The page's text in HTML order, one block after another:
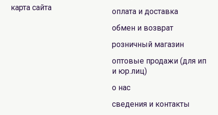
карта сайта
оплата и доставка
обмен и возврат
розничный магазин
оптовые продажи (для ип
и юр.лиц)
о нас
сведения и контакты